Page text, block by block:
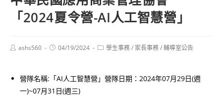
「2024夏令營-AI人工智慧營」
Postashs560
Post04/19/2024
Post學生事務/ 家長事務/輔導室公告
營隊名稱:「AI人工智慧營」營隊日期：2024年07月29日(週
一)~07月31日(週三)